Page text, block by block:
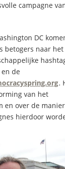
campagne
DC
betogers naar
en de
.
van het
en over de
hierdoor